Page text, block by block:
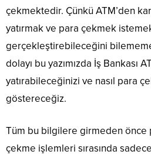
çekmektedir. Çünkü ATM’den
yatırmak ve para çekmek
gerçekleştirebileceğini
dolayı bu yazımızda İş Bankası
yatırabileceğinizi ve nasıl para
göstereceğiz.
Tüm bu bilgilere girmeden önce
çekme işlemleri sırasında